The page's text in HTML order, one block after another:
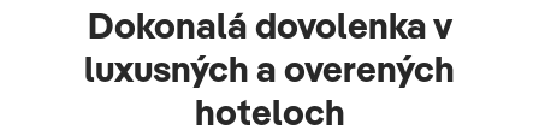
Dokonalá dovolenka v
luxusných a overených
hoteloch